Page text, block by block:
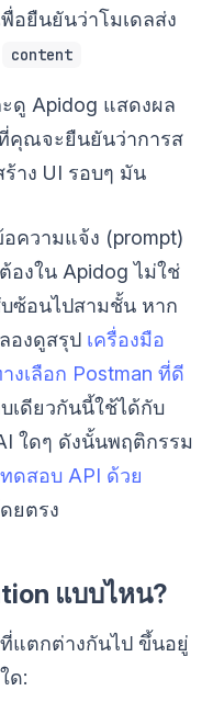
อยืนยันว่าโมเดลส่ง
content
ดู Apidog แสดงผล
คุณจะยืนยันว่าการส
าง UI รอบๆ มัน
ความแจ้ง (prompt)
งใน Apidog ไม่ใช่
ซ้อนไปสามชั้น หาก
องดูสรุป เครื่องมือ
งเลือก Postman ที่ดี
เดียวกันนี้ใช้ได้กับ
ใดๆ ดังนั้นพฤติกรรม
ดสอบ API ด้วย
ยตรง
แบบไหน?
ที่แตกต่างกันไป ขึ้นอยู่
ด: